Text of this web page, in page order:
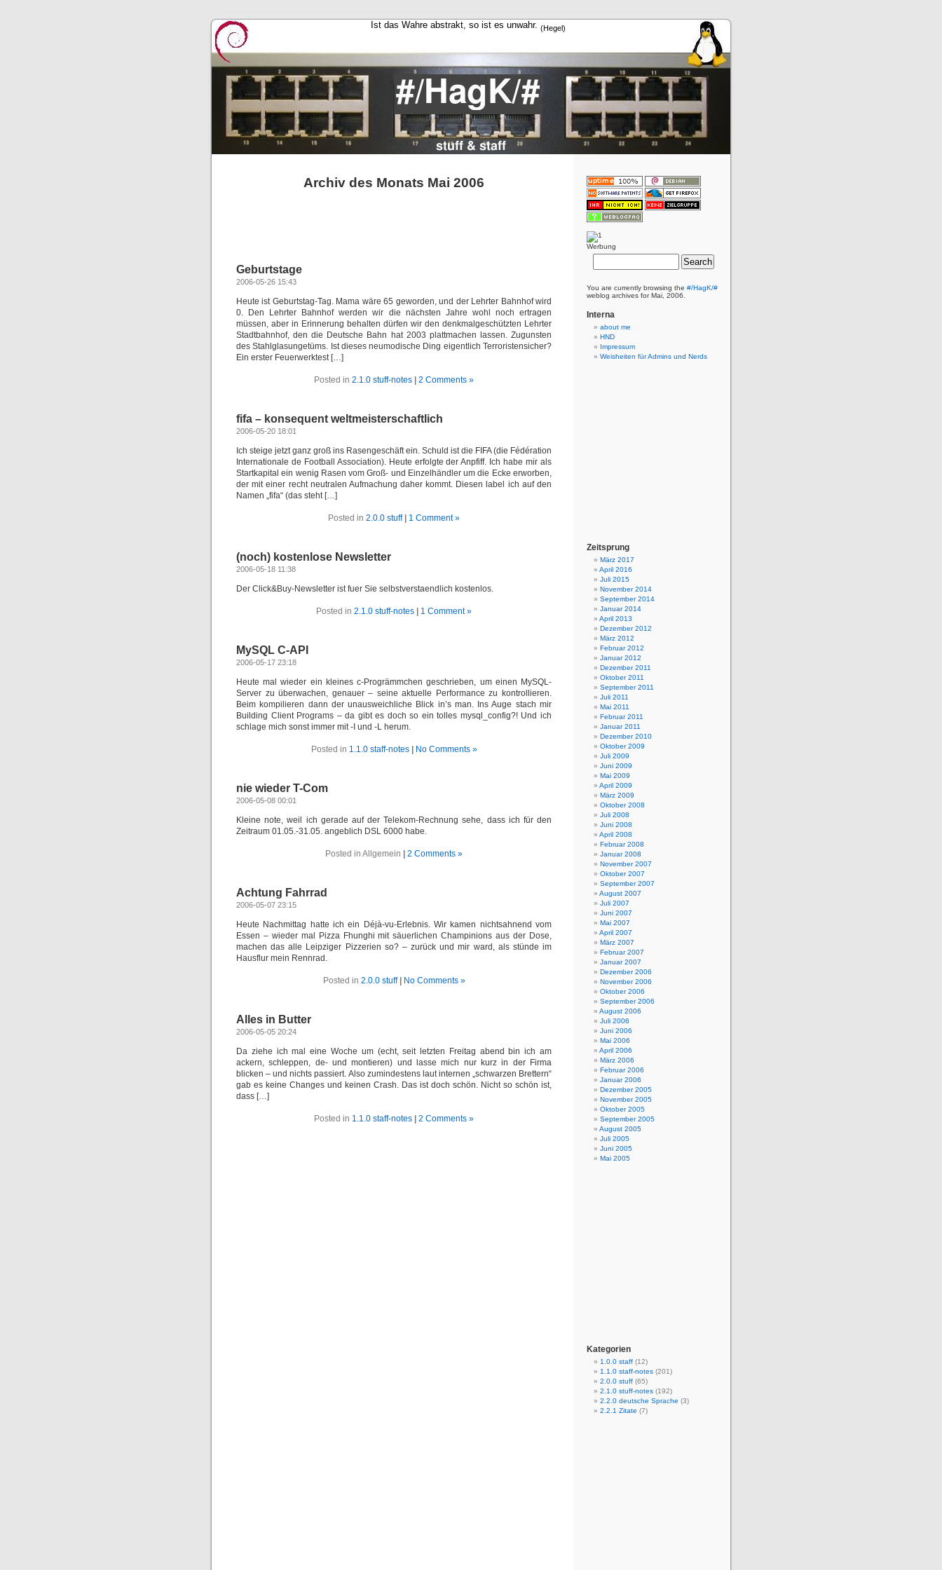
Ist das Wahre abstrakt, so ist es unwahr. (Hegel)
Archiv des Monats Mai 2006
Geburtstage
2006-05-26 15:43
Heute ist Geburtstag-Tag. Mama wäre 65 geworden, und der Lehrter Bahnhof wird
0. Den Lehrter Bahnhof werden wir die nächsten Jahre wohl noch ertragen
müssen, aber in Erinnerung behalten dürfen wir den denkmalgeschützten Lehrter
Stadtbahnhof, den die Deutsche Bahn hat 2003 plattmachen lassen. Zugunsten
des Stahlglasungetüms. Ist dieses neumodische Ding eigentlich Terroristensicher?
Ein erster Feuerwerktest […]
Posted in 2.1.0 stuff-notes 2 Comments »
fifa – konsequent weltmeisterschaftlich
2006-05-20 18:01
Ich steige jetzt ganz groß ins Rasengeschäft ein. Schuld ist die FIFA (die Fédération
Internationale de Football Association). Heute erfolgte der Anpfiff. Ich habe mir als
Startkapital ein wenig Rasen vom Groß- und Einzelhändler um die Ecke erworben,
der mit einer recht neutralen Aufmachung daher kommt. Diesen label ich auf den
Namen „fifa“ (das steht […]
Posted in 2.0.0 stuff 1 Comment »
(noch) kostenlose Newsletter
2006-05-18 11:38
Der Click&Buy-Newsletter ist fuer Sie selbstverstaendlich kostenlos.
Posted in 2.1.0 stuff-notes 1 Comment »
MySQL C-API
2006-05-17 23:18
Heute mal wieder ein kleines c-Progrämmchen geschrieben, um einen MySQL-
Server zu überwachen, genauer – seine aktuelle Performance zu kontrollieren.
Beim kompilieren dann der unausweichliche Blick in’s man. Ins Auge stach mir
Building Client Programs – da gibt es doch so ein tolles mysql_config?! Und ich
schlage mich sonst immer mit -I und -L herum.
Posted in 1.1.0 staff-notes No Comments »
nie wieder T-Com
2006-05-08 00:01
Kleine note, weil ich gerade auf der Telekom-Rechnung sehe, dass ich für den
Zeitraum 01.05.-31.05. angeblich DSL 6000 habe.
Posted in Allgemein 2 Comments »
Achtung Fahrrad
2006-05-07 23:15
Heute Nachmittag hatte ich ein Déjà-vu-Erlebnis. Wir kamen nichtsahnend vom
Essen – wieder mal Pizza Fhunghi mit säuerlichen Champinions aus der Dose,
machen das alle Leipziger Pizzerien so? – zurück und mir ward, als stünde im
Hausflur mein Rennrad.
Posted in 2.0.0 stuff No Comments »
Alles in Butter
2006-05-05 20:24
Da ziehe ich mal eine Woche um (echt, seit letzten Freitag abend bin ich am
ackern, schleppen, de- und montieren) und lasse mich nur kurz in der Firma
blicken – und nichts passiert. Also zumindestens laut internen „schwarzen Brettern“
gab es keine Changes und keinen Crash. Das ist doch schön. Nicht so schön ist,
dass […]
Posted in 1.1.0 staff-notes 2 Comments »
Werbung
You are currently browsing the #/HagK/#
weblog archives for Mai, 2006.
Interna
about me
HND
Impressum
Weisheiten für Admins und Nerds
Zeitsprung
März 2017
April 2016
Juli 2015
November 2014
September 2014
Januar 2014
April 2013
Dezember 2012
März 2012
Februar 2012
Januar 2012
Dezember 2011
Oktober 2011
September 2011
Juli 2011
Mai 2011
Februar 2011
Januar 2011
Dezember 2010
Oktober 2009
Juli 2009
Juni 2009
Mai 2009
April 2009
März 2009
Oktober 2008
Juli 2008
Juni 2008
April 2008
Februar 2008
Januar 2008
November 2007
Oktober 2007
September 2007
August 2007
Juli 2007
Juni 2007
Mai 2007
April 2007
März 2007
Februar 2007
Januar 2007
Dezember 2006
November 2006
Oktober 2006
September 2006
August 2006
Juli 2006
Juni 2006
Mai 2006
April 2006
März 2006
Februar 2006
Januar 2006
Dezember 2005
November 2005
Oktober 2005
September 2005
August 2005
Juli 2005
Juni 2005
Mai 2005
Kategorien
1.0.0 staff (12)
1.1.0 staff-notes (201)
2.0.0 stuff (65)
2.1.0 stuff-notes (192)
2.2.0 deutsche Sprache (3)
2.2.1 Zitate (7)